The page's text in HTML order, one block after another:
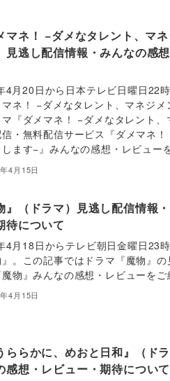
マネ！ −ダメなタレント、マ
見逃し配信情報・みんなの感
4月20日から日本テレビ日曜日22
マネ！ −ダメなタレント、マネジ
マ『ダメマネ！ −ダメなタレント
・無料配信サービス『ダメマネ
ます−』みんなの感想・レビュー
4月15日
』（ドラマ）見逃し配信情報
待について
4月18日からテレビ朝日金曜日23
』。この記事ではドラマ『魔物』
物』みんなの感想・レビューをご
4月15日
ららかに、めおと日和』（ド
感想・レビュー・期待について